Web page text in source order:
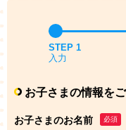
STEP 1
入力
お子さまの情報を
お子さまのお名前 必須